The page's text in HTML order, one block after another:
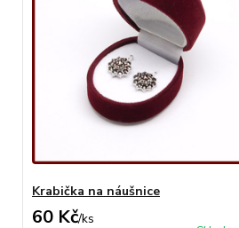
Krabička na náušnice
60 Kč/ks